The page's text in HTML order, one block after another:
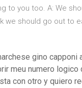
to you too. A: We
we should go out to
gino capponi
meu numero logico
con otro y quiero